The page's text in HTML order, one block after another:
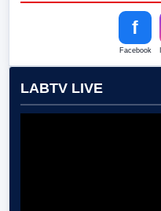
f
Facebook
LABTV LIVE